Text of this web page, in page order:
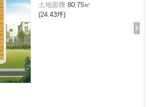
土地面積 80.75㎡
(24.43坪)